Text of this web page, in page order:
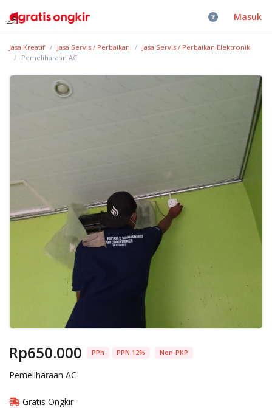
Masuk
Jasa Kreatif Jasa Servis / Perbaikan
Jasa Servis / Perbaikan Elektronik
Pemeliharaan AC
Rp650.000 PPh PPN 12% Non-PKP
Pemeliharaan AC
Gratis Ongkir